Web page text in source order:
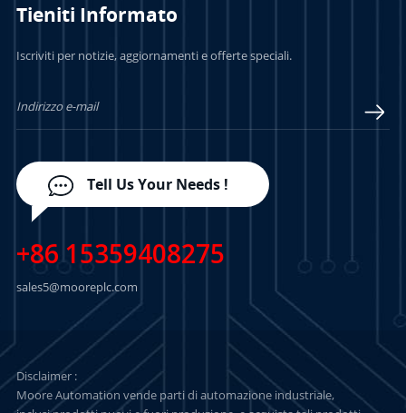
Tieniti Informato
Iscriviti per notizie, aggiornamenti e offerte speciali.
Tell Us Your Needs !
+86 15359408275
sales5@mooreplc.com
Disclaimer :
Moore Automation vende parti di automazione industriale,